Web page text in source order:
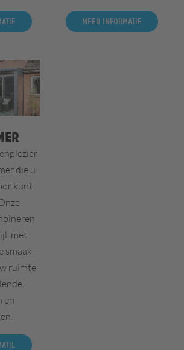
Meer informatie
die u
kunt
met
smaak.
ruimte
en